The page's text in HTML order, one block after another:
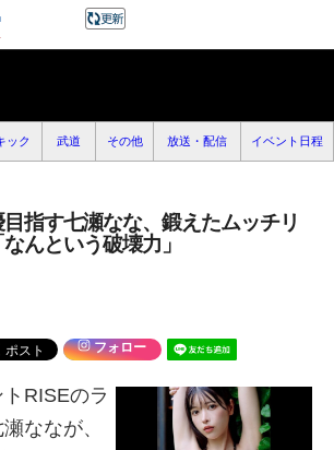
ック 武道 その他 放送・配信 イベント日程
指す七瀬なな、鍛えたムッチリ
んという破壊力」
フォロー
RISEのラ
ななが、